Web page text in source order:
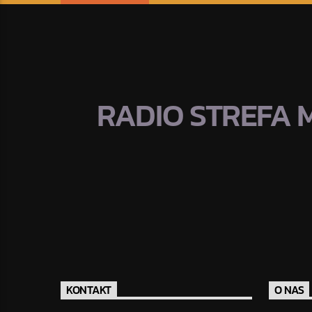
RADIO STREFA
KONTAKT O NAS